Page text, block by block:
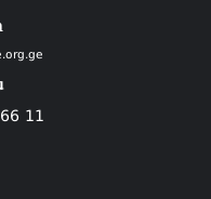
11